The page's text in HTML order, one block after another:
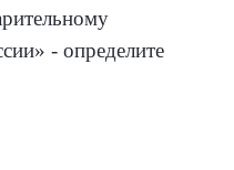
- определите